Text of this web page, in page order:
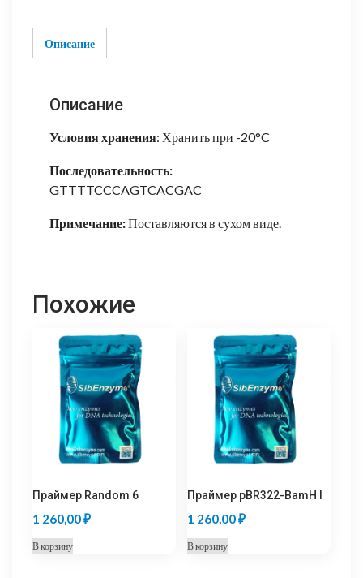
Описание
Описание
Условия хранения: Хранить при -20°C
Последовательность:
GTTTTCCCAGTCACGAC
Примечание:Поставляются в сухом виде.
Похожие
Праймер Random 6
1 260,00₽
В корзину
Праймер pBR322-BamH I
1 260,00₽
В корзину